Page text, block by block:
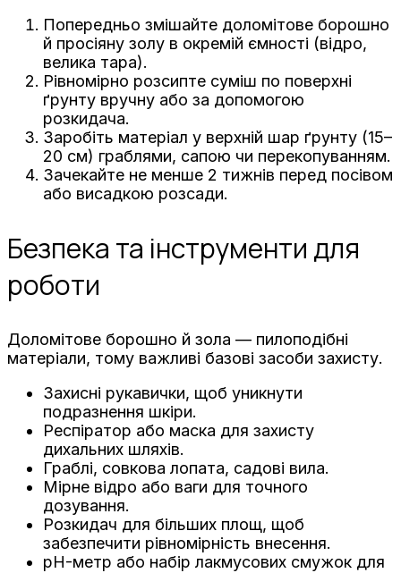
Попередньо змішайте доломітове борошно
й просіяну золу в окремій ємності (відро,
велика тара).
Рівномірно розсипте суміш по поверхні
ґрунту вручну або за допомогою
розкидача.
Заробіть матеріал у верхній шар ґрунту (15–
20 см) граблями, сапою чи перекопуванням.
Зачекайте не менше 2 тижнів перед посівом
або висадкою розсади.
Безпека та інструменти для
роботи
Доломітове борошно й зола — пилоподібні
матеріали, тому важливі базові засоби захисту.
Захисні рукавички, щоб уникнути
подразнення шкіри.
Респіратор або маска для захисту
дихальних шляхів.
Граблі, совкова лопата, садові вила.
Мірне відро або ваги для точного
дозування.
Розкидач для більших площ, щоб
забезпечити рівномірність внесення.
pH-метр або набір лакмусових смужок для